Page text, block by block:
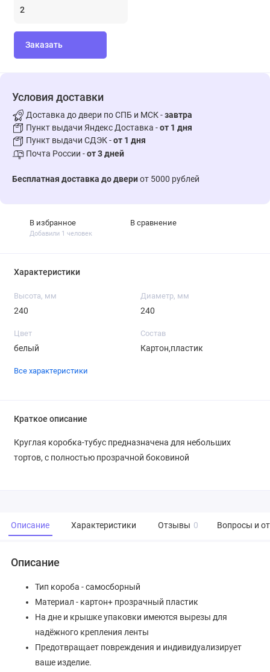
2
Заказать
В избранное
Добавили 1 человек
В сравнение
Условия доставки
Доставка до двери по СПБ и МСК -завтра
Пункт выдачи Яндекс Доставка -от 1 дня
Пункт выдачи СДЭК -от 1 дня
Почта России -от 3 дней
Бесплатная доставка до двериот 5000 рублей
Характеристики
Высота, мм
240
Диаметр, мм
240
Цвет
белый
Состав
Картон,пластик
Все характеристики
Краткое описание
Круглая коробка-тубус предназначена для небольших
тортов, с полностью прозрачной боковиной
Описание Характеристики Отзывы 0 Вопросы и
Описание
Тип короба - самосборный
Материал - картон+ прозрачный пластик
На дне и крышке упаковки имеются вырезы для
надёжного крепления ленты
Предотвращает повреждения и индивидуализирует
ваше изделие.